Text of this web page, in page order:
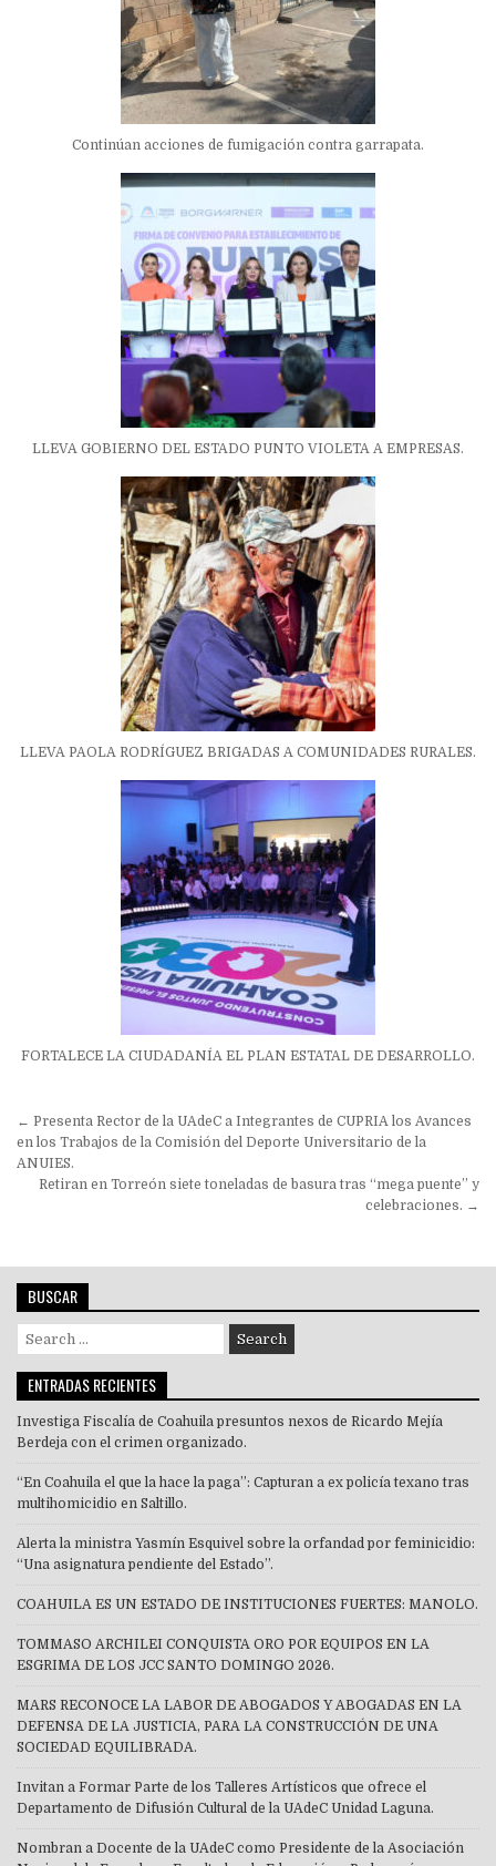
Continúan acciones de fumigación contra garrapata.
LLEVA GOBIERNO DEL ESTADO PUNTO VIOLETA A EMPRESAS.
LLEVA PAOLA RODRÍGUEZ BRIGADAS A COMUNIDADES RURALES.
FORTALECE LA CIUDADANÍA EL PLAN ESTATAL DE DESARROLLO.
Navegación
de
entradas
← Presenta Rector de la UAdeC a Integrantes de CUPRIA los Avances
en los Trabajos de la Comisión del Deporte Universitario de la
ANUIES.
Retiran en Torreón siete toneladas de basura tras “mega puente” y
celebraciones. →
BUSCAR
Search
for:
ENTRADAS RECIENTES
Investiga Fiscalía de Coahuila presuntos nexos de Ricardo Mejía
Berdeja con el crimen organizado.
“En Coahuila el que la hace la paga”: Capturan a ex policía texano tras
multihomicidio en Saltillo.
Alerta la ministra Yasmín Esquivel sobre la orfandad por feminicidio:
“Una asignatura pendiente del Estado”.
COAHUILA ES UN ESTADO DE INSTITUCIONES FUERTES: MANOLO.
TOMMASO ARCHILEI CONQUISTA ORO POR EQUIPOS EN LA
ESGRIMA DE LOS JCC SANTO DOMINGO 2026.
MARS RECONOCE LA LABOR DE ABOGADOS Y ABOGADAS EN LA
DEFENSA DE LA JUSTICIA, PARA LA CONSTRUCCIÓN DE UNA
SOCIEDAD EQUILIBRADA.
Invitan a Formar Parte de los Talleres Artísticos que ofrece el
Departamento de Difusión Cultural de la UAdeC Unidad Laguna.
Nombran a Docente de la UAdeC como Presidente de la Asociación